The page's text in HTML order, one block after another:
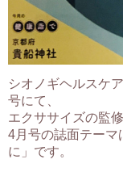
シオノギヘルスケ
号にて、
エクササイズの監
4月号の誌面テーマ
に」です。